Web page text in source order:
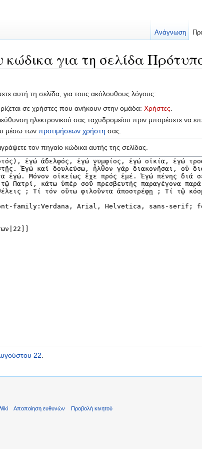
κώδικα για τη σελίδα
αυτή τη σελίδα, για τους ακόλουθους λόγους:
σε χρήστες που ανήκουν στην ομάδα:Χρήστες
ηλεκτρονικού σας ταχυδρομείου πριν μπορέσετε να
μέσω τωνπροτιμήσεων χρήστη σας.
τον πηγαίο κώδικα αυτής της σελίδας.
22.
Ανάγνωση
Αποποίηση ευθυνών Προβολή κινητού